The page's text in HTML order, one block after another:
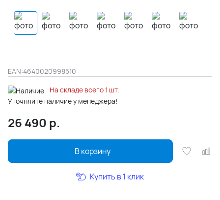
EAN:4640020998510
На складе всего 1 шт.
Уточняйте наличие у менеджера!
26 490 р.
В корзину
Купить в 1 клик